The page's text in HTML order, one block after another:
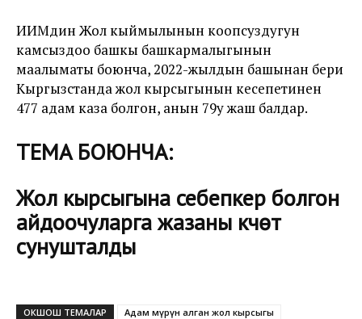
ИИМдин Жол кыймылынын коопсуздугун
камсыздоо башкы башкармалыгынын
маалыматы боюнча, 2022-жылдын башынан бери
Кыргызстанда жол кырсыгынын кесепетинен
477 адам каза болгон, анын 79у жаш балдар.
ТЕМА БОЮНЧА:
Жол кырсыгына себепкер болгон
айдоочуларга жазаны күчөтүү
сунушталды
ОКШОШ ТЕМАЛАР
Адам өмүрүн алган жол кырсыгы